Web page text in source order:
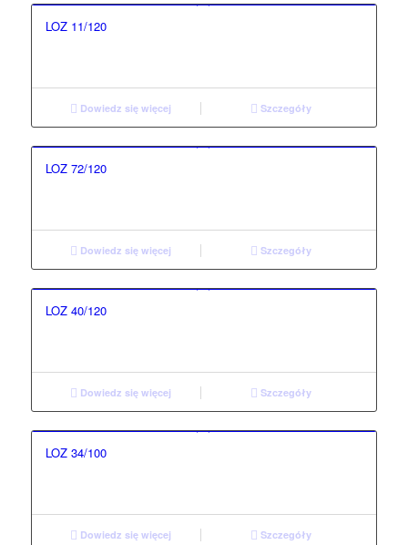
LOZ 11/120
Dowiedz się więcej Szczegóły
LOZ 72/120
Dowiedz się więcej Szczegóły
LOZ 40/120
Dowiedz się więcej Szczegóły
LOZ 34/100
Dowiedz się więcej Szczegóły